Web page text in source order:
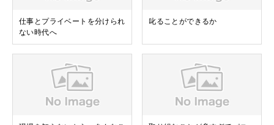
仕事とプライベートを分けられ
ない時代へ
叱ることができるか